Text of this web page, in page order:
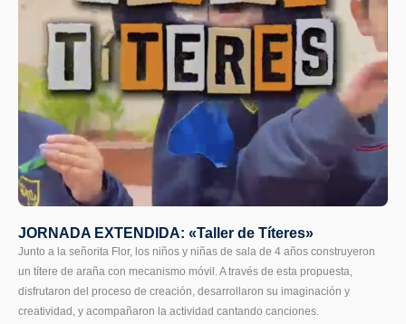
JORNADA EXTENDIDA: «Taller de Títeres»
Junto a la señorita Flor, los niños y niñas de sala de 4 años construyeron
un títere de araña con mecanismo móvil. A través de esta propuesta,
disfrutaron del proceso de creación, desarrollaron su imaginación y
creatividad, y acompañaron la actividad cantando canciones.